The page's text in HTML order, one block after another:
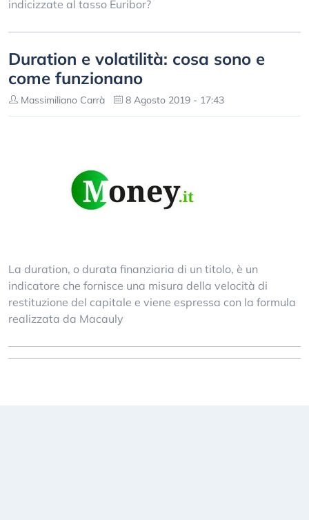
indicizzate al tasso Euribor?
Duration e volatilità: cosa sono e
come funzionano
Massimiliano Carrà 8 Agosto 2019 - 17:43
La duration, o durata finanziaria di un titolo, è un
indicatore che fornisce una misura della velocità di
restituzione del capitale e viene espressa con la formula
realizzata da Macauly